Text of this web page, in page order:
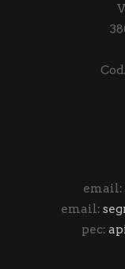
email:
email:
pec: